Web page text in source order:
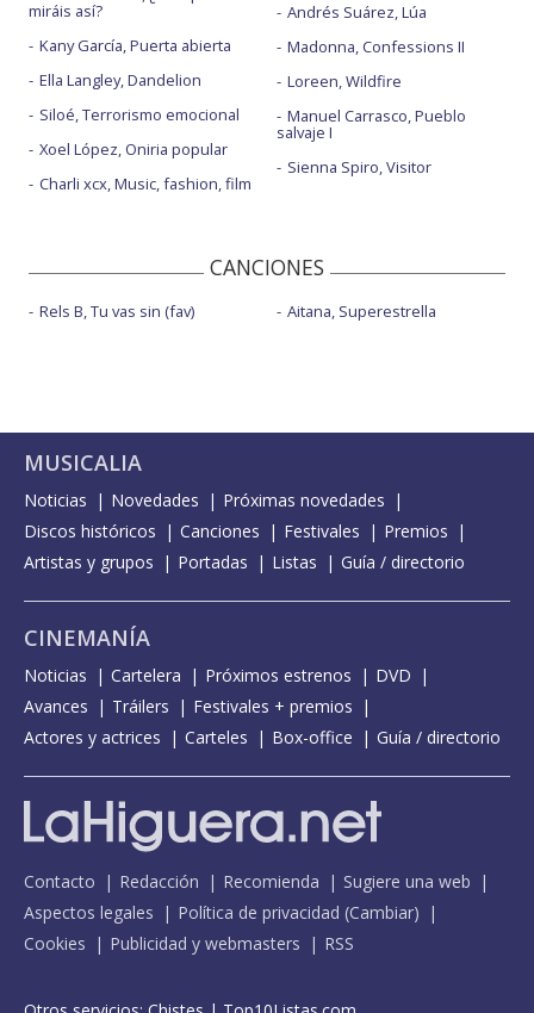
miráis así?
Kany García, Puerta abierta
Ella Langley, Dandelion
Siloé, Terrorismo emocional
Xoel López, Oniria popular
Charli xcx, Music, fashion, film
Andrés Suárez, Lúa
Madonna, Confessions II
Loreen, Wildfire
Manuel Carrasco, Pueblo
salvaje I
Sienna Spiro, Visitor
CANCIONES
Rels B, Tu vas sin (fav) Aitana, Superestrella
MUSICALIA
Noticias Novedades
Próximas novedades
Discos históricos
Canciones Festivales
Premios
Artistas y grupos
Portadas Listas Guía / directorio
CINEMANÍA
Noticias Cartelera Próximos estrenos
DVD
Avances
Tráilers
Festivales + premios
Actores y actrices
Carteles Box-office Guía / directorio
Contacto Redacción Recomienda
Sugiere una web
Aspectos legales
Política de privacidad (Cambiar)
Cookies
Publicidad y webmasters RSS